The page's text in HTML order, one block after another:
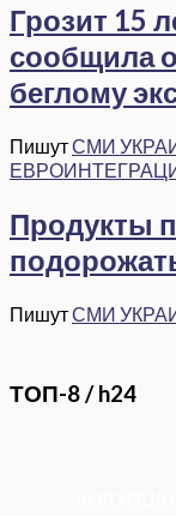
Грозит 15
сообщила
беглому
ПишутСМИ
Продукты
ПишутСМИ
ТОП-8 / h24